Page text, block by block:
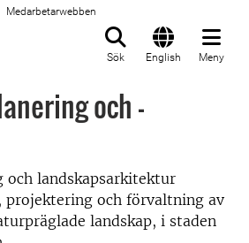
Medarbetarwebben
Sök English Meny
och -
och landskapsarkitektur
och förvaltning av
landskap, i staden